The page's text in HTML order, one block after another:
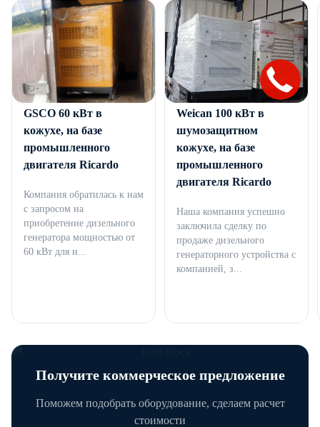
Дизельный генератор
GSCO 60 кВт в
кожухе, на базе
промышленного
двигателя Ricardo
Компания обратилась к нам
с запросом на
приобретение дизельного
генератора мощностью от
60 кВт для и...
Дизельный генератор
Weican 100 кВт в
шумозащитном
кожухе, на базе
промышленного
двигателя Ricardo
Наша компания успешно
заключила сделку по
продаже дизельного
генераторного устройства с
компанией, з...
Получите коммерческое предложение
Поможем подобрать оборудование, сделаем расчет
стоимости